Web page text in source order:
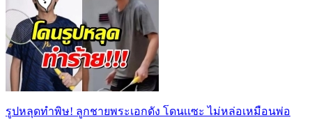
รูปหลุดทำพิษ! ลูกชายพระเอกดัง โดนเเซะ ไม่หล่อเหมือนพ่อ